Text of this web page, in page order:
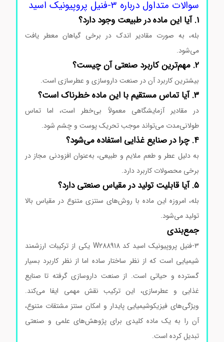
سوالات متداول درباره ۳-فنیل پروپیونیک اسید
بله، به صورت مقادیر اندک در برخی گیاهان معطر یافت
می‌شود.
بیشترین کاربرد آن در صنعت داروسازی و عطرسازی است.
در مقادیر آزمایشگاهی معمولاً بی‌خطر است، اما تماس
طولانی‌مدت می‌تواند موجب تحریک پوست و چشم شود.
به دلیل عطر و طعم ملایم و طبیعی، به‌عنوان افزودنی مجاز در
برخی محصولات کاربرد دارد.
بله، امروزه این ماده با روش‌های سنتزی متنوع در مقیاس بالا
تولید می‌شود.
جمع‌بندی
۳-فنیل پروپیونیک اسید کد W288918 یکی از ترکیبات ارزشمند
شیمیایی است که از نظر ساختار ساده اما از نظر کاربرد بسیار
گسترده و حیاتی است. از صنعت داروسازی گرفته تا صنایع
غذایی و عطرسازی، این ترکیب نقش مهمی ایفا می‌کند.
ویژگی‌های فیزیکوشیمیایی پایدار و امکان سنتز مشتقات متنوع،
آن را به یک ماده کلیدی برای پژوهش‌های علمی و صنعتی
تبدیل کرده است.قیمت ۳-فنیل پروپیونیک اسید